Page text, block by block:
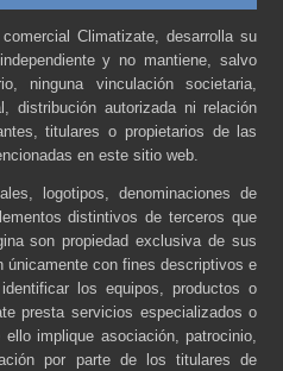
Climatizate, desarrolla su
y no mantiene, salvo
ninguna vinculación societaria,
distribución autorizada ni relación
titulares o propietarios de las
en este sitio web.
logotipos, denominaciones de
distintivos de terceros que
son propiedad exclusiva de sus
con fines descriptivos e
los equipos, productos o
presta servicios especializados o
implique asociación, patrocinio,
por parte de los titulares de